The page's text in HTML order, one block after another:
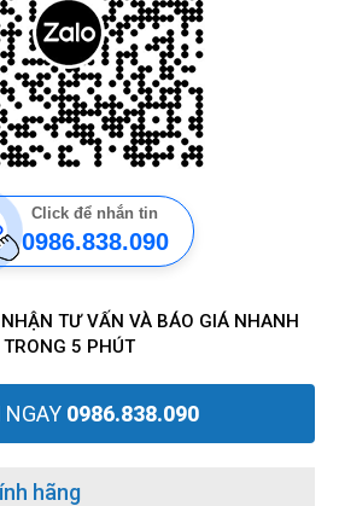
Click để nhắn tin
0986.838.090
TƯ VẤN VÀ BÁO GIÁ NHANH
TRONG 5 PHÚT
0986.838.090
hãng